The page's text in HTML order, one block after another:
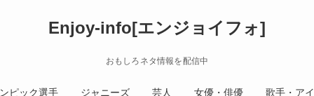
Enjoy-info[エンジョイフォ]
おもしろネタ情報を配信中
ピック選手 ジャニーズ 芸人 女優・俳優 歌手・ア